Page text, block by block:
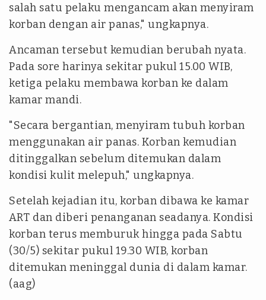
salah satu pelaku mengancam akan menyiram
korban dengan air panas," ungkapnya.
Ancaman tersebut kemudian berubah nyata.
Pada sore harinya sekitar pukul 15.00 WIB,
ketiga pelaku membawa korban ke dalam
kamar mandi.
"Secara bergantian, menyiram tubuh korban
menggunakan air panas. Korban kemudian
ditinggalkan sebelum ditemukan dalam
kondisi kulit melepuh," ungkapnya.
Setelah kejadian itu, korban dibawa ke kamar
ART dan diberi penanganan seadanya. Kondisi
korban terus memburuk hingga pada Sabtu
(30/5) sekitar pukul 19.30 WIB, korban
ditemukan meninggal dunia di dalam kamar.
(aag)